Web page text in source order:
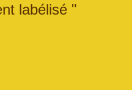
labélisé "